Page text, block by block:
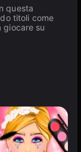
questa
titoli come
su